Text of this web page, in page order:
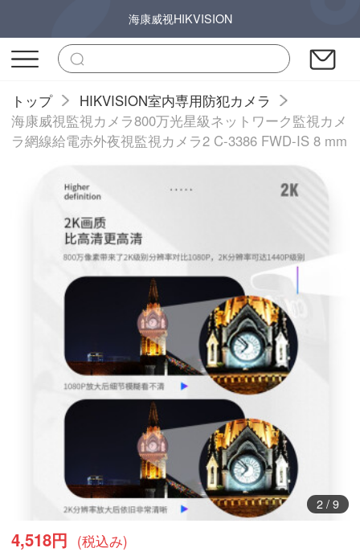
海康威视HIKVISION
トップ
HIKVISION室内専用防犯カメラ
海康威視監視カメラ800万光星級ネットワーク監視カメ
ラ網線給電赤外夜視監視カメラ2 C-3386 FWD-IS 8 mm
3/ 9
4,518円 (税込み)